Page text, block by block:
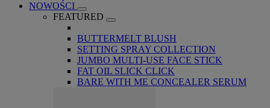
NOWOŚCI
FEATURED
BUTTERMELT BLUSH
SETTING SPRAY COLLECTION
JUMBO MULTI-USE FACE STICK
FAT OIL SLICK CLICK
BARE WITH ME CONCEALER SERUM